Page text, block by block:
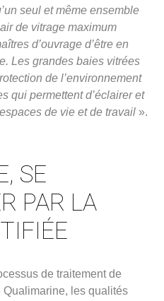
seul et même ensemble
de vitrage maximum
d’ouvrage d’être en
Les grandes baies vitrées
de l’environnement
qui permettent d’éclairer et
de vie et de travail ».
SE
PAR LA
de traitement de
les qualités